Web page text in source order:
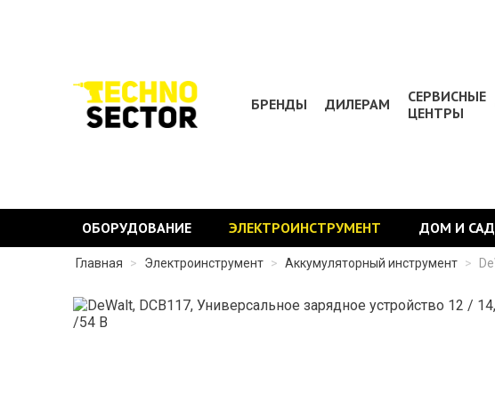
БРЕНДЫ ДИЛЕРАМ
СЕРВИСНЫЕ
ЦЕНТРЫ
ОБОРУДОВАНИЕ ЭЛЕКТРОИНСТРУМЕНТ ДОМ И САД
Главная > Электроинструмент > Аккумуляторный инструмент >